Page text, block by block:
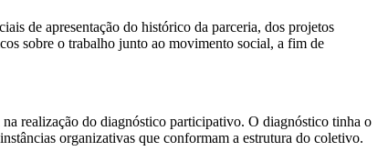
de apresentação do histórico da parceria, dos projetos
sobre o trabalho junto ao movimento social, a fim de
realização do diagnóstico participativo. O diagnóstico tinha o
organizativas que conformam a estrutura do coletivo.